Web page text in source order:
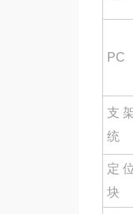
PC
支
统
定
块